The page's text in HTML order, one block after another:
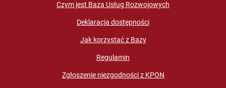
Czym jest Baza Usług Rozwojowych
Deklaracja dostępności
Jak korzystać z Bazy
Regulamin
Zgłoszenie niezgodności z KPON